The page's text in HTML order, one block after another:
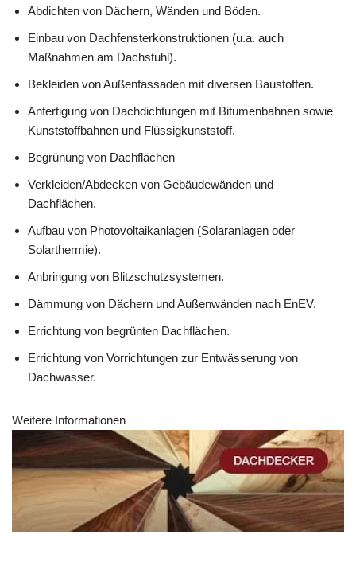
Abdichten von Dächern, Wänden und Böden.
Einbau von Dachfensterkonstruktionen (u.a. auch
Maßnahmen am Dachstuhl).
Bekleiden von Außenfassaden mit diversen Baustoffen.
Anfertigung von Dachdichtungen mit Bitumenbahnen sowie
Kunststoffbahnen und Flüssigkunststoff.
Begrünung von Dachflächen
Verkleiden/Abdecken von Gebäudewänden und
Dachflächen.
Aufbau von Photovoltaikanlagen (Solaranlagen oder
Solarthermie).
Anbringung von Blitzschutzsystemen.
Dämmung von Dächern und Außenwänden nach EnEV.
Errichtung von begrünten Dachflächen.
Errichtung von Vorrichtungen zur Entwässerung von
Dachwasser.
Weitere Informationen